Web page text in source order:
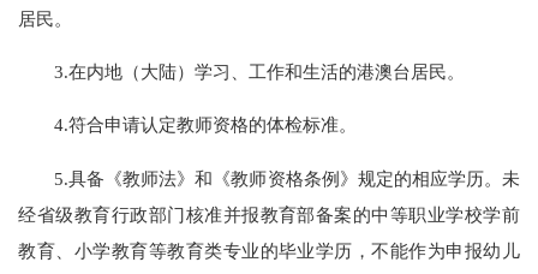
居民。
3.在内地（大陆）学习、工作和生活的港澳台居民。
4.符合申请认定教师资格的体检标准。
5.具备《教师法》和《教师资格条例》规定的相应学历。未
经省级教育行政部门核准并报教育部备案的中等职业学校学前
教育、小学教育等教育类专业的毕业学历，不能作为申报幼儿